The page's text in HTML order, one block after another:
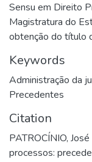
Sensu em Direito
Magistratura do
obtenção do título
Keywords
Administração da
Precedentes
Citation
PATROCÍNIO,
processos: